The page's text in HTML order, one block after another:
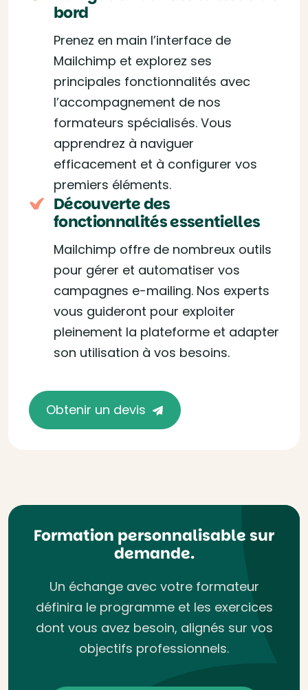
bord
Prenez en main l’interface de
Mailchimp et explorez ses
principales fonctionnalités avec
l’accompagnement de nos
formateurs spécialisés. Vous
apprendrez à naviguer
efficacement et à configurer vos
premiers éléments.
Découverte des
fonctionnalités essentielles
Mailchimp offre de nombreux outils
pour gérer et automatiser vos
campagnes e-mailing. Nos experts
vous guideront pour exploiter
pleinement la plateforme et adapter
son utilisation à vos besoins.
Obtenir un devis
Formation personnalisable sur
demande.
Un échange avec votre formateur
définira le programme et les exercices
dont vous avez besoin, alignés sur vos
objectifs professionnels.